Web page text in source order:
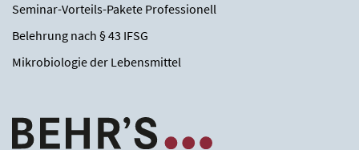
Seminar-Vorteils-Pakete Professionell
Belehrung nach § 43 IFSG
Mikrobiologie der Lebensmittel